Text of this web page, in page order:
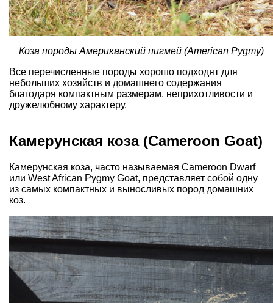
Коза породы Американский пигмей (American Pygmy)
Все перечисленные породы хорошо подходят для
небольших хозяйств и домашнего содержания
благодаря компактным размерам, неприхотливости и
дружелюбному характеру.
Камерунская коза (Cameroon Goat)
Камерунская коза, часто называемая Cameroon Dwarf
или West African Pygmy Goat, представляет собой одну
из самых компактных и выносливых пород домашних
коз.